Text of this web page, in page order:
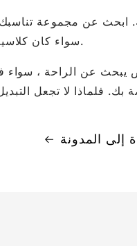
ابحث عن مجموعة
سواء كان كلاسيكيا أو عصريا ، وتأكد من أن القماش يبدو ناعمًا ومريحًا ضد بشرتك.
يبحث عن الراحة ،
بك. فلماذا لا تجعل
إلى المدونة